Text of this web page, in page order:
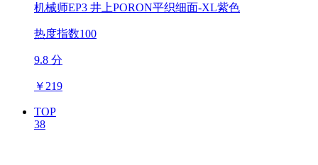
机械师EP3 井上PORON平织细面-XL紫色
热度指数100
9.8 分
￥ 219
TOP
38